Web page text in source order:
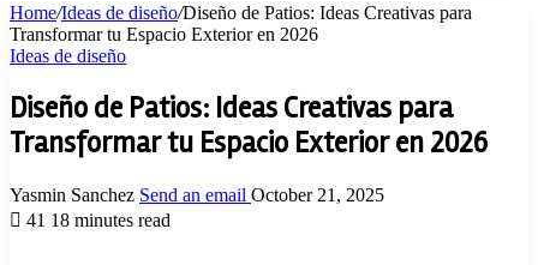
Home/Ideas de diseño/Diseño de Patios: Ideas Creativas para
Transformar tu Espacio Exterior en 2026
Ideas de diseño
Diseño de Patios: Ideas Creativas para
Transformar tu Espacio Exterior en 2026
Yasmin Sanchez Send an email October 21, 2025
41 18 minutes read